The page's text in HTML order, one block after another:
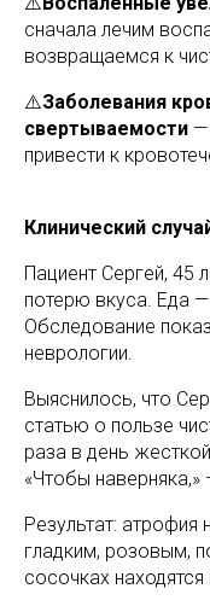
сначала лечим
возвращаемся к
⚠️Заболевания
свертываемости —
привести к
Клинический
Пациент Сергей, 45
потерю вкуса. Еда
Обследование
неврологии.
Выяснилось, что
статью о пользе
раза в день
«Чтобы
Результат: атрофия
гладким, розовым,
сосочках